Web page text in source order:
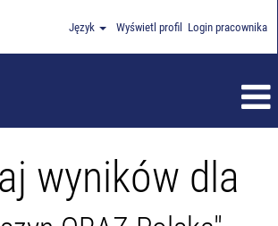
Język Wyświetl profil Login pracownika
wyników dla